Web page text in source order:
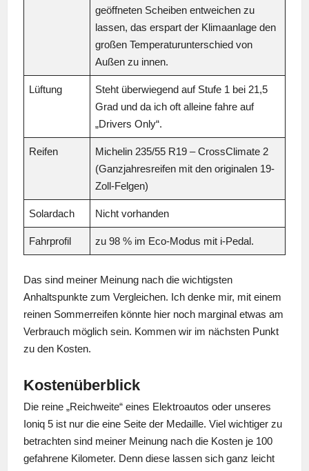
geöffneten Scheiben entweichen zu
lassen, das erspart der Klimaanlage den
großen Temperaturunterschied von
Außen zu innen.
Lüftung
Steht überwiegend auf Stufe 1 bei 21,5
Grad und da ich oft alleine fahre auf
„Drivers Only“.
Reifen
Michelin 235/55 R19 – CrossClimate 2
(Ganzjahresreifen mit den originalen 19-
Zoll-Felgen)
Solardach Nicht vorhanden
Fahrprofil zu 98 % im Eco-Modus mit i-Pedal.
Das sind meiner Meinung nach die wichtigsten
Anhaltspunkte zum Vergleichen. Ich denke mir, mit einem
reinen Sommerreifen könnte hier noch marginal etwas am
Verbrauch möglich sein. Kommen wir im nächsten Punkt
zu den Kosten.
Kostenüberblick
Die reine „Reichweite“ eines Elektroautos oder unseres
Ioniq 5 ist nur die eine Seite der Medaille. Viel wichtiger zu
betrachten sind meiner Meinung nach die Kosten je 100
gefahrene Kilometer. Denn diese lassen sich ganz leicht